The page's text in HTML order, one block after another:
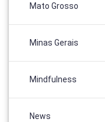
Mato Grosso
Minas Gerais
Mindfulness
News